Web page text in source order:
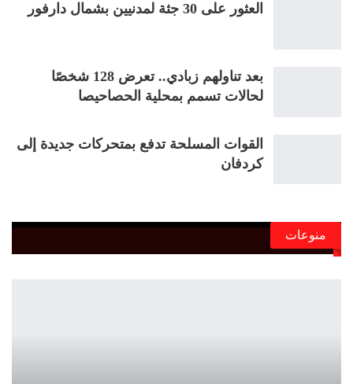
العثور على 30 جثة لمدنيين بشمال دارفور
بعد تناولهم زبادي.. تعرض 128 شخصًا
لحالات تسمم بمحلية الحصاحيصا
القوات المسلحة تدفع بمتحركات جديدة إلى
كردفان
منوعات